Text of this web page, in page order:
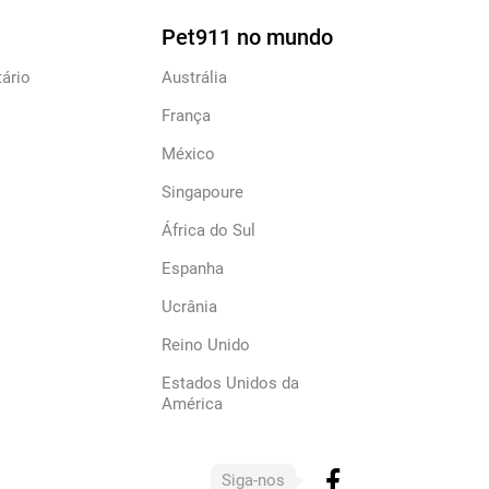
Pet911 no mundo
Austrália
França
México
Singapoure
África do Sul
Espanha
Ucrânia
Reino Unido
Estados Unidos da
América
Siga-nos